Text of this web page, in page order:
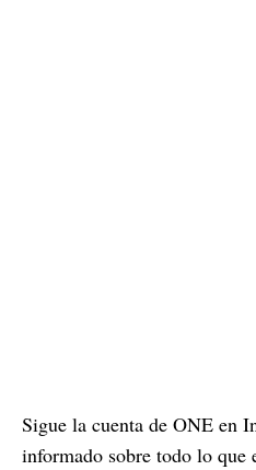
Sigue la cuenta de ONE en
informado sobre todo lo que